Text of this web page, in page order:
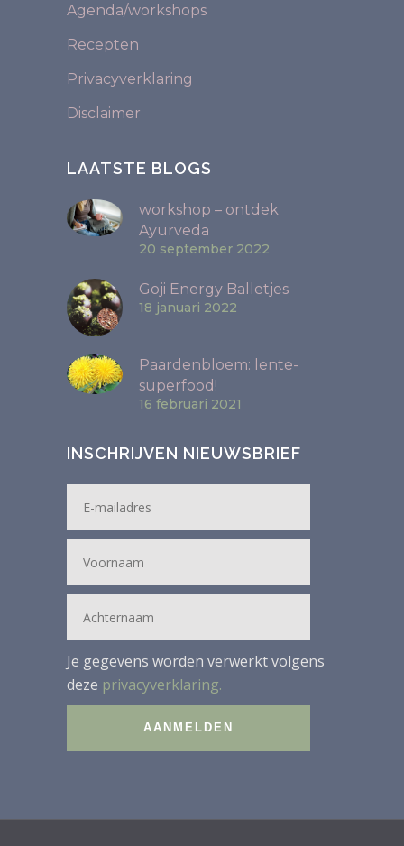
Agenda/workshops
Recepten
Privacyverklaring
Disclaimer
LAATSTE BLOGS
workshop – ontdek
Ayurveda
20 september 2022
Goji Energy Balletjes
18 januari 2022
Paardenbloem: lente-
superfood!
16 februari 2021
INSCHRIJVEN NIEUWSBRIEF
Je gegevens worden verwerkt volgens
deze privacyverklaring.